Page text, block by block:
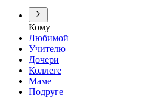
Кому
Любимой
Учителю
Дочери
Коллеге
Маме
Подруге